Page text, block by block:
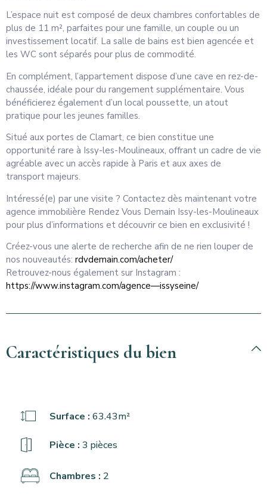
L’espace nuit est composé de deux chambres confortables de
plus de 11 m², parfaites pour une famille, un couple ou un
investissement locatif. La salle de bains est bien agencée et
les WC sont séparés pour plus de commodité.
En complément, l’appartement dispose d’une cave en rez-de-
chaussée, idéale pour du rangement supplémentaire. Vous
bénéficierez également d’un local poussette, un atout
pratique pour les jeunes familles.
Situé aux portes de Clamart, ce bien constitue une
opportunité rare à Issy-les-Moulineaux, offrant un cadre de vie
agréable avec un accès rapide à Paris et aux axes de
transport majeurs.
Intéressé(e) par une visite ? Contactez dès maintenant votre
agence immobilière Rendez Vous Demain Issy-les-Moulineaux
pour plus d’informations et découvrir ce bien en exclusivité !
Créez-vous une alerte de recherche afin de ne rien louper de
nos nouveautés: rdvdemain.com/acheter/
Retrouvez-nous également sur Instagram :
https://www.instagram.com/agence—issyseine/
Caractéristiques du bien
Surface : 63.43m²
Pièce : 3 pièces
Chambres : 2